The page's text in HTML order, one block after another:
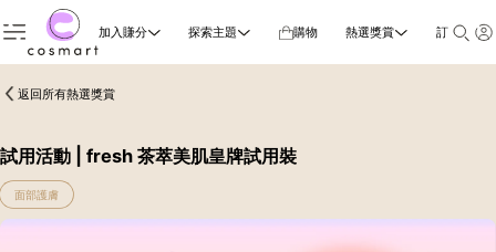
加入賺分 探索主題 購物 熱選獎賞 訂閱雜誌
返回所有熱選獎賞
試用活動 | fresh 茶萃美肌皇牌試用裝
面部護膚